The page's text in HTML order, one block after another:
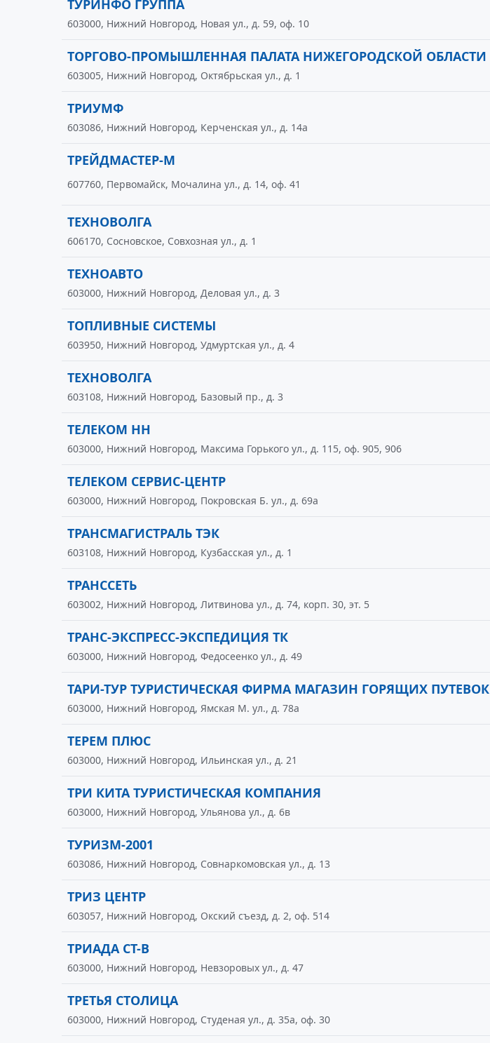
ТУРИНФО ГРУППА
603000, Нижний Новгород, Новая ул., д. 59, оф. 10
ТОРГОВО-ПРОМЫШЛЕННАЯ ПАЛАТА НИЖЕГОРОДСКОЙ ОБЛАСТИ
603005, Нижний Новгород, Октябрьская ул., д. 1
ТРИУМФ
603086, Нижний Новгород, Керченская ул., д. 14а
ТРЕЙДМАСТЕР-М
607760, Первомайск, Мочалина ул., д. 14, оф. 41
ТЕХНОВОЛГА
606170, Сосновское, Совхозная ул., д. 1
ТЕХНОАВТО
603000, Нижний Новгород, Деловая ул., д. 3
ТОПЛИВНЫЕ СИСТЕМЫ
603950, Нижний Новгород, Удмуртская ул., д. 4
ТЕХНОВОЛГА
603108, Нижний Новгород, Базовый пр., д. 3
ТЕЛЕКОМ НН
603000, Нижний Новгород, Максима Горького ул., д. 115, оф. 905, 906
ТЕЛЕКОМ СЕРВИС-ЦЕНТР
603000, Нижний Новгород, Покровская Б. ул., д. 69а
ТРАНСМАГИСТРАЛЬ ТЭК
603108, Нижний Новгород, Кузбасская ул., д. 1
ТРАНССЕТЬ
603002, Нижний Новгород, Литвинова ул., д. 74, корп. 30, эт. 5
ТРАНС-ЭКСПРЕСС-ЭКСПЕДИЦИЯ ТК
603000, Нижний Новгород, Федосеенко ул., д. 49
ТАРИ-ТУР ТУРИСТИЧЕСКАЯ ФИРМА МАГАЗИН ГОРЯЩИХ ПУТЕВОК
603000, Нижний Новгород, Ямская М. ул., д. 78а
ТЕРЕМ ПЛЮС
603000, Нижний Новгород, Ильинская ул., д. 21
ТРИ КИТА ТУРИСТИЧЕСКАЯ КОМПАНИЯ
603000, Нижний Новгород, Ульянова ул., д. 6в
ТУРИЗМ-2001
603086, Нижний Новгород, Совнаркомовская ул., д. 13
ТРИЗ ЦЕНТР
603057, Нижний Новгород, Окский съезд, д. 2, оф. 514
ТРИАДА СТ-В
603000, Нижний Новгород, Невзоровых ул., д. 47
ТРЕТЬЯ СТОЛИЦА
603000, Нижний Новгород, Студеная ул., д. 35а, оф. 30